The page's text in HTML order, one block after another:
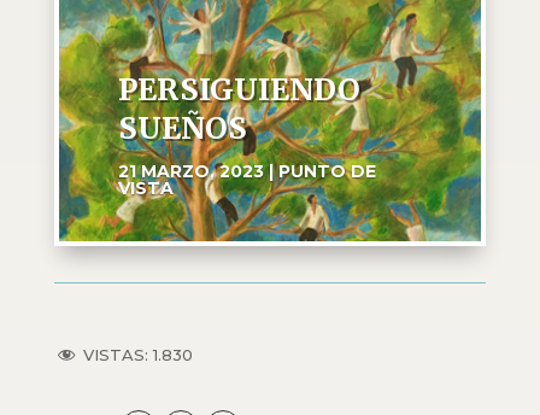
PERSIGUIENDO
SUEÑOS
21 MARZO, 2023|PUNTO DE
VISTA
VISTAS: 1.830